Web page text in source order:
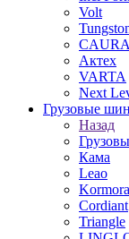
Volt
CAURA
Актех
VARTA
Next
Грузовые
Назад
Кама
Leao
Cordiant
Triangle